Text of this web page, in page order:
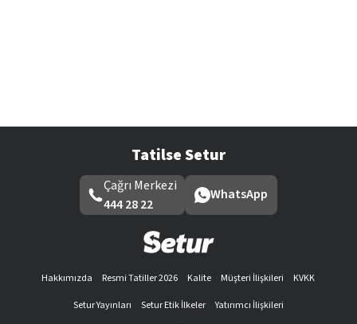
Tatilse Setur
Çağrı Merkezi
444 28 22
WhatsApp
Hakkımızda Resmi Tatiller 2026 Kalite Müşteri İlişkileri
KVKK
Setur Yayınları
Setur Etik İlkeler
Yatırımcı İlişkileri